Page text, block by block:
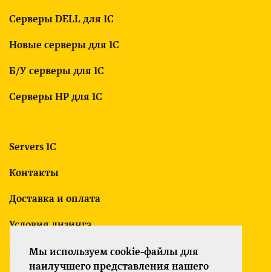
Серверы DELL для 1С
Новые серверы для 1С
Б/У серверы для 1С
Серверы HP для 1С
Servers 1C
Контакты
Доставка и оплата
Условия лизинга
Гарантия
Мы используем cookie-файлы для
наилучшего представления нашего